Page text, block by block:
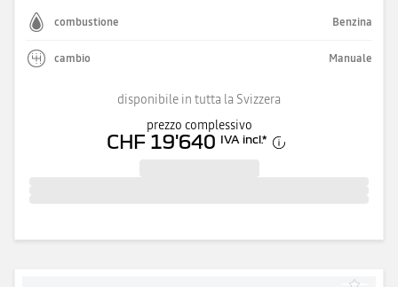
combustione Benzina
cambio Manuale
disponibile in tutta la Svizzera
prezzo complessivo
CHF 19'640 IVA incl.*